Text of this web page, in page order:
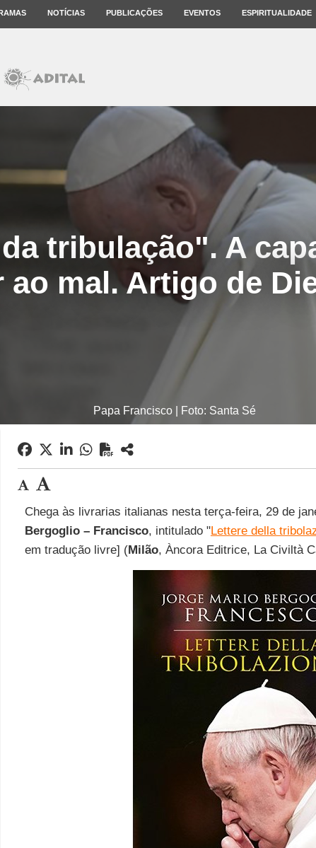
NOTÍCIAS PUBLICAÇÕES EVENTOS ESPIRITUALIDADE
tribulação". A
ao mal. Artigo de
Papa Francisco | Foto: Santa Sé
Chega às livrarias italianas nesta terça-feira, 29 de
Bergoglio – Francisco, intitulado "Lettere della
em tradução livre] (Milão, Àncora Editrice, La Civiltà